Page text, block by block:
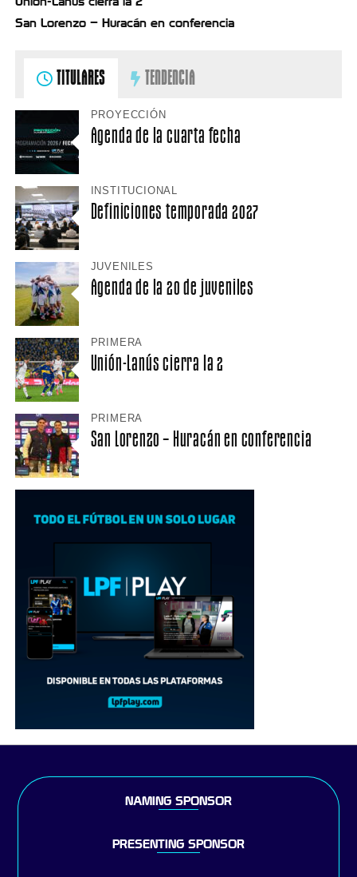
San Lorenzo – Huracán en conferencia
TITULARES TENDENCIA
PROYECCIÓN
Agenda de la cuarta fecha
INSTITUCIONAL
Definiciones temporada 2027
JUVENILES
Agenda de la 20 de juveniles
PRIMERA
Unión-Lanús cierra la 2
PRIMERA
San Lorenzo – Huracán en conferencia
NAMING SPONSOR
PRESENTING SPONSOR